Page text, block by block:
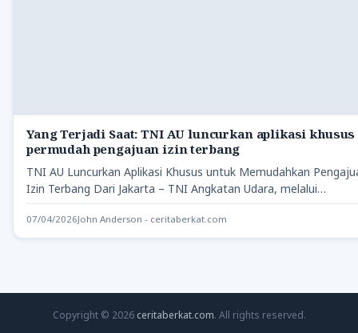
Yang Terjadi Saat: TNI AU luncurkan aplikasi khusus
permudah pengajuan izin terbang
TNI AU Luncurkan Aplikasi Khusus untuk Memudahkan
Izin Terbang Dari Jakarta – TNI Angkatan Udara, melalui
Dispamsanau,…
07/04/2026John Anderson - ceritaberkat.com
Copyright © 2026 ceritaberkat.com. All rights reserved.